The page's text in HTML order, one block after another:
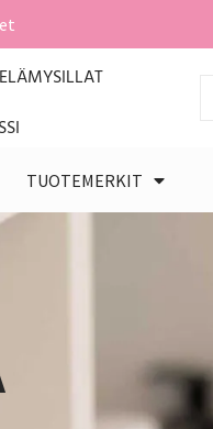
ELÄMYSILLAT
TUOTEMERKIT